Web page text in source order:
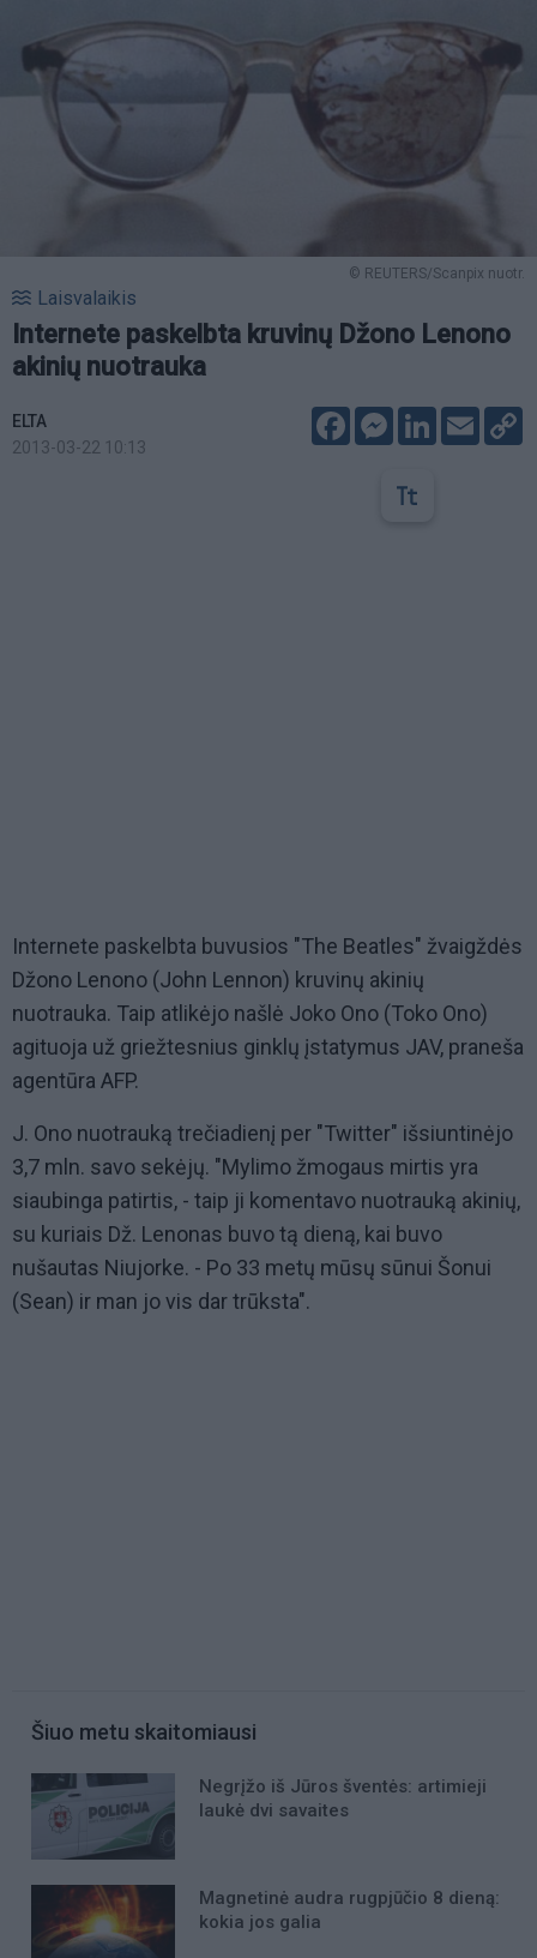
© REUTERS/Scanpix nuotr.
Laisvalaikis
Internete paskelbta kruvinų Džono Lenono
akinių nuotrauka
ELTA
2013-03-22 10:13
FacebookMessenger
LinkedIn
Email
Internete paskelbta buvusios "The Beatles" žvaigždės
Džono Lenono (John Lennon) kruvinų akinių
nuotrauka. Taip atlikėjo našlė Joko Ono (Toko Ono)
agituoja už griežtesnius ginklų įstatymus JAV, praneša
agentūra AFP.
J. Ono nuotrauką trečiadienį per "Twitter" išsiuntinėjo
3,7 mln. savo sekėjų. "Mylimo žmogaus mirtis yra
siaubinga patirtis, - taip ji komentavo nuotrauką akinių,
su kuriais Dž. Lenonas buvo tą dieną, kai buvo
nušautas Niujorke. - Po 33 metų mūsų sūnui Šonui
(Sean) ir man jo vis dar trūksta".
Šiuo metu skaitomiausi
Negrįžo iš Jūros šventės: artimieji
laukė dvi savaites
Magnetinė audra rugpjūčio 8 dieną:
kokia jos galia